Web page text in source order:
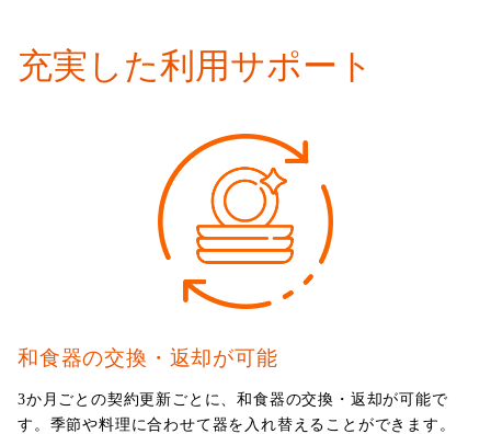
充実した利用サポート
和食器の交換・返却が可能
3か月ごとの契約更新ごとに、和食器の交換・返却が可能で
す。季節や料理に合わせて器を入れ替えることができます。